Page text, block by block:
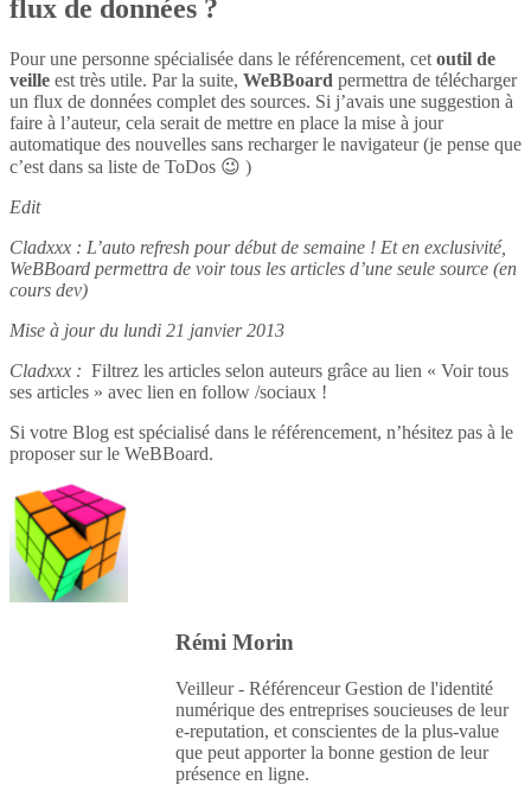
flux de données ?
Pour une personne spécialisée dans le référencement, cet outil de
veille est très utile. Par la suite, WeBBoard permettra de télécharger
un flux de données complet des sources. Si j’avais une suggestion à
faire à l’auteur, cela serait de mettre en place la mise à jour
automatique des nouvelles sans recharger le navigateur (je pense que
c’est dans sa liste de ToDos 😉 )
Edit
Cladxxx : L’auto refresh pour début de semaine ! Et en exclusivité,
WeBBoard permettra de voir tous les articles d’une seule source (en
cours dev)
Mise à jour du lundi 21 janvier 2013
Cladxxx : Filtrez les articles selon auteurs grâce au lien « Voir tous
ses articles » avec lien en follow /sociaux !
Si votre Blog est spécialisé dans le référencement, n’hésitez pas à le
proposer sur le WeBBoard.
Rémi Morin
Veilleur - Référenceur Gestion de l'identité
numérique des entreprises soucieuses de leur
e-reputation, et conscientes de la plus-value
que peut apporter la bonne gestion de leur
présence en ligne.